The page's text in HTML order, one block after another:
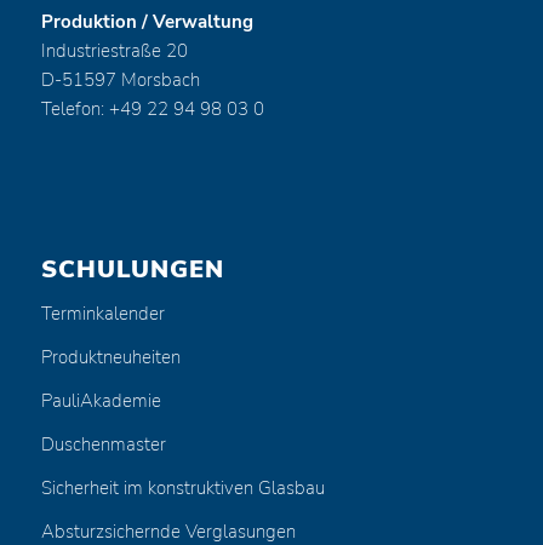
Produktion / Verwaltung
Industriestraße 20
D-51597 Morsbach
Telefon: +49 22 94 98 03 0
SCHULUNGEN
Terminkalender
Produktneuheiten
PauliAkademie
Duschenmaster
Sicherheit im konstruktiven Glasbau
Absturzsichernde Verglasungen